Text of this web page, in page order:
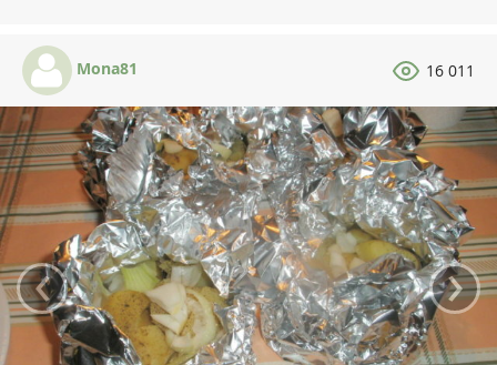
Mona81 16 011
‹ ›